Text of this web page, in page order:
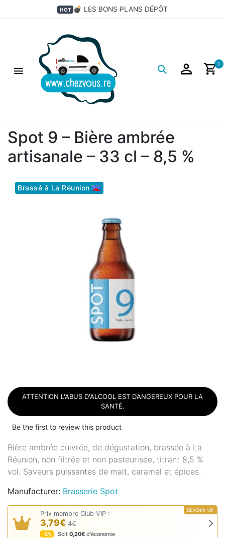
HOT 💣 LES BONS PLANS DÉPÔT
0
Spot 9 – Bière ambrée
artisanale – 33 cl – 8,5 %
Brassé à La Réunion 🇷🇪
ATTENTION L'ABUS D'ALCOOL EST DANGEREUX POUR LA
SANTÉ.
Be the first to review this product
Bière ambrée cuivrée, de dégustation, brassée à La
Réunion, non filtrée et non pasteurisée, titrant 8,5 %
vol. Saveurs puissantes de malt, caramel et épices.
Manufacturer: Brasserie Spot
DEVENIR VIP
Prix membre Club VIP :
3,79€ 4€
-5% Soit 0,20€d'économie